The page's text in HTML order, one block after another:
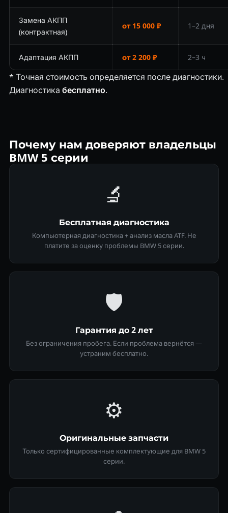
Замена АКПП
(контрактная)
от 15 000 ₽ 1–2 дня
Адаптация АКПП от 2 200 ₽ 2–3 ч
* Точная стоимость определяется после диагностики.
Диагностика бесплатно.
Почему нам доверяют владельцы
BMW 5 серии
🔬
Бесплатная диагностика
Компьютерная диагностика + анализ масла ATF. Не
платите за оценку проблемы BMW 5 серии.
🛡
Гарантия до 2 лет
Без ограничения пробега. Если проблема вернётся —
устраним бесплатно.
⚙️
Оригинальные запчасти
Только сертифицированные комплектующие для BMW 5
серии.